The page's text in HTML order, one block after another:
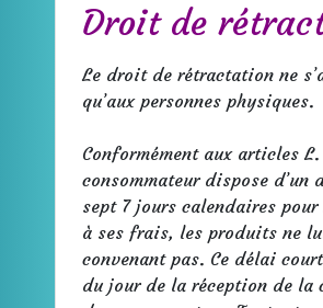
Droit de
Le droit de rétractation ne
qu’aux personnes physiques.
Conformément aux articles
consommateur dispose d’un
sept 7 jours calendaires pour
à ses frais, les produits ne
convenant pas. Ce délai
du jour de la réception de la